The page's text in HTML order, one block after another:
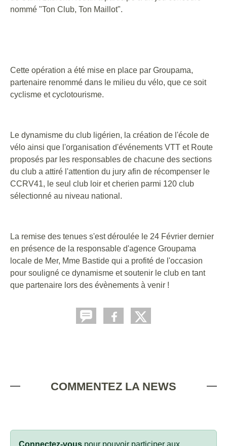
nommé "Ton Club, Ton Maillot".
Cette opération a été mise en place par Groupama,
partenaire renommé dans le milieu du vélo, que ce soit
cyclisme et cyclotourisme.
Le dynamisme du club ligérien, la création de l'école de
vélo ainsi que l'organisation d'événements VTT et Route
proposés par les responsables de chacune des sections
du club a attiré l'attention du jury afin de récompenser le
CCRV41, le seul club loir et cherien parmi 120 club
sélectionné au niveau national.
La remise des tenues s'est déroulée le 24 Février dernier
en présence de la responsable d'agence Groupama
locale de Mer, Mme Bastide qui a profité de l'occasion
pour souligné ce dynamisme et soutenir le club en tant
que partenaire lors des évènements à venir !
COMMENTEZ LA NEWS
Connectez-vous pour pouvoir participer aux